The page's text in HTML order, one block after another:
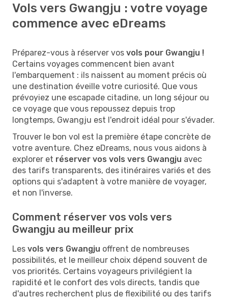
Vols vers Gwangju : votre voyage
commence avec eDreams
Préparez-vous à réserver vos vols pour Gwangju !
Certains voyages commencent bien avant
l'embarquement : ils naissent au moment précis où
une destination éveille votre curiosité. Que vous
prévoyiez une escapade citadine, un long séjour ou
ce voyage que vous repoussez depuis trop
longtemps, Gwangju est l'endroit idéal pour s'évader.
Trouver le bon vol est la première étape concrète de
votre aventure. Chez eDreams, nous vous aidons à
explorer et réserver vos vols vers Gwangju avec
des tarifs transparents, des itinéraires variés et des
options qui s'adaptent à votre manière de voyager,
et non l'inverse.
Comment réserver vos vols vers
Gwangju au meilleur prix
Les vols vers Gwangju offrent de nombreuses
possibilités, et le meilleur choix dépend souvent de
vos priorités. Certains voyageurs privilégient la
rapidité et le confort des vols directs, tandis que
d'autres recherchent plus de flexibilité ou des tarifs